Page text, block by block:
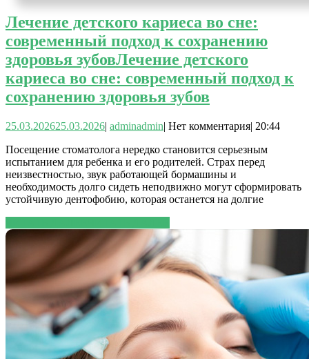
Лечение детского кариеса во сне:
современный подход к сохранению
здоровья зубовЛечение детского
кариеса во сне: современный подход к
сохранению здоровья зубов
25.03.202625.03.2026| adminadmin| Нет комментария| 20:44
Посещение стоматолога нередко становится серьезным
испытанием для ребенка и его родителей. Страх перед
неизвестностью, звук работающей бормашины и
необходимость долго сидеть неподвижно могут сформировать
устойчивую дентофобию, которая останется на долгие